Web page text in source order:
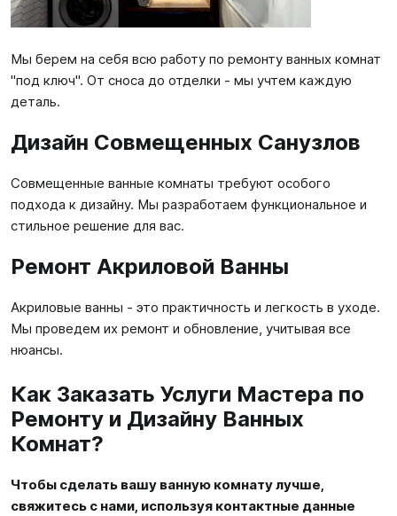
Мы берем на себя всю работу по ремонту ванных комнат
"под ключ". От сноса до отделки - мы учтем каждую
деталь.
Дизайн Совмещенных Санузлов
Совмещенные ванные комнаты требуют особого
подхода к дизайну. Мы разработаем функциональное и
стильное решение для вас.
Ремонт Акриловой Ванны
Акриловые ванны - это практичность и легкость в уходе.
Мы проведем их ремонт и обновление, учитывая все
нюансы.
Как Заказать Услуги Мастера по
Ремонту и Дизайну Ванных
Комнат?
Чтобы сделать вашу ванную комнату лучше,
свяжитесь с нами, используя контактные данные